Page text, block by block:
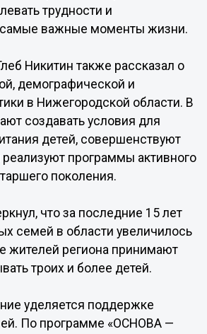
трудности и
важные моменты жизни.
Никитин также рассказал о
демографической и
в Нижегородской области. В
создавать условия для
детей, совершенствуют
реализуют программы активного
поколения.
что за последние 15 лет
семей в области увеличилось
жителей региона принимают
троих и более детей.
уделяется поддержке
По программе «ОСНОВА —